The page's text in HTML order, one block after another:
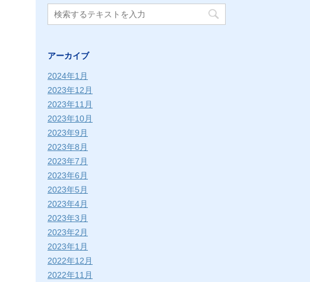
アーカイブ
2024年1月
2023年12月
2023年11月
2023年10月
2023年9月
2023年8月
2023年7月
2023年6月
2023年5月
2023年4月
2023年3月
2023年2月
2023年1月
2022年12月
2022年11月